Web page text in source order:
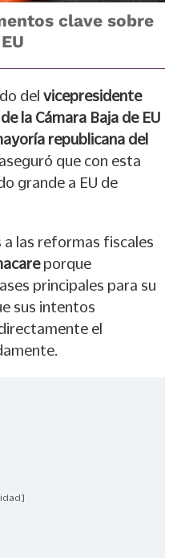
clave sobre
del vicepresidente
la Cámara Baja de EU
republicana del
aseguró que con esta
grande a EU de
a las reformas fiscales
porque
principales para su
sus intentos
el